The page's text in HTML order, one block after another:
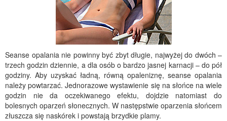
Seanse opalania nie powinny być zbyt długie, najwyżej do dwóch –
trzech godzin dziennie, a dla osób o bardzo jasnej karnacji – do pół
godziny. Aby uzyskać ładną, równą opaleniznę, seanse opalania
należy powtarzać. Jednorazowe wystawienie się na słońce na wiele
godzin nie da oczekiwanego efektu, dojdzie natomiast do
bolesnych oparzeń słonecznych. W następstwie oparzenia słońcem
złuszcza się naskórek i powstają brzydkie plamy.